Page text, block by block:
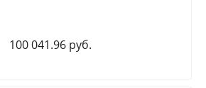
100 041.96 руб.